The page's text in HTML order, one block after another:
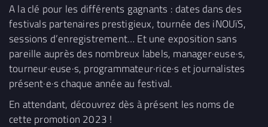
A la clé pour les différents gagnants : dates dans des
festivals partenaires prestigieux, tournée des iNOUïS,
sessions d’enregistrement… Et une exposition sans
pareille auprès des nombreux labels, manager·euse·s,
tourneur·euse·s, programmateur·rice·s et journalistes
présent·e·s chaque année au festival.
En attendant, découvrez dès à présent les noms de
cette promotion 2023 !